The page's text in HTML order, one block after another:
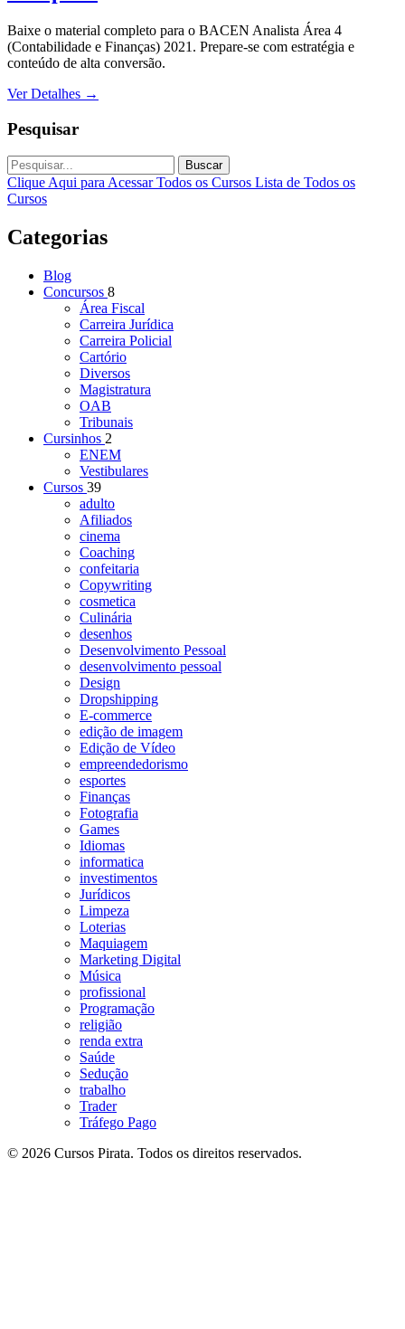
Baixe o material completo para o BACEN Analista Área 4
(Contabilidade e Finanças) 2021. Prepare-se com estratégia e
conteúdo de alta conversão.
Ver Detalhes →
Pesquisar
Buscar
Clique Aqui para Acessar Todos os Cursos Lista de Todos os
Cursos
Categorias
Blog
Concursos 8
Área Fiscal
Carreira Jurídica
Carreira Policial
Cartório
Diversos
Magistratura
OAB
Tribunais
Cursinhos 2
ENEM
Vestibulares
Cursos 39
adulto
Afiliados
cinema
Coaching
confeitaria
Copywriting
cosmetica
Culinária
desenhos
Desenvolvimento Pessoal
desenvolvimento pessoal
Design
Dropshipping
E-commerce
edição de imagem
Edição de Vídeo
empreendedorismo
esportes
Finanças
Fotografia
Games
Idiomas
informatica
investimentos
Jurídicos
Limpeza
Loterias
Maquiagem
Marketing Digital
Música
profissional
Programação
religião
renda extra
Saúde
Sedução
trabalho
Trader
Tráfego Pago
© 2026 Cursos Pirata. Todos os direitos reservados.